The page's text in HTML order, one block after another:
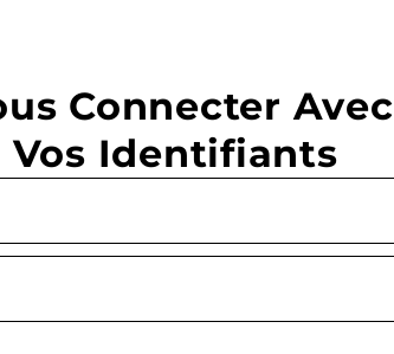
Connecter Avec
Vos Identifiants